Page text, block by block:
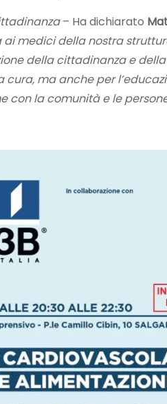
– Ha dichiarato
medici della nostra
della cittadinanza e
ma anche per
con la comunità e le